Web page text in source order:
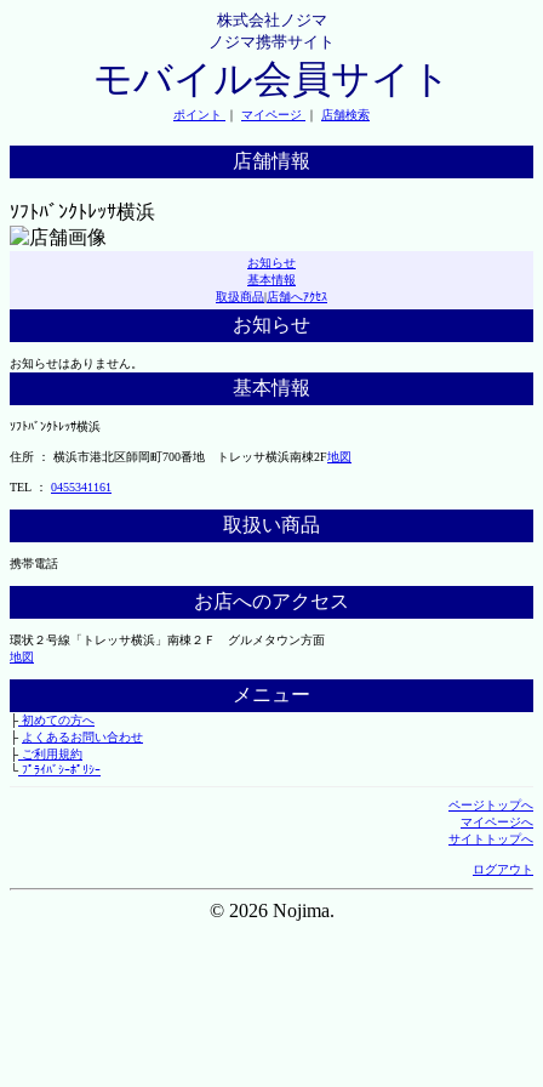
株式会社ノジマ
ノジマ携帯サイト
モバイル会員サイト
ポイント ｜ マイページ ｜ 店舗検索
店舗情報
ｿﾌﾄﾊﾞﾝｸﾄﾚｯｻ横浜
お知らせ
基本情報
取扱商品|店舗へｱｸｾｽ
お知らせ
お知らせはありません。
基本情報
ｿﾌﾄﾊﾞﾝｸﾄﾚｯｻ横浜
住所 ： 横浜市港北区師岡町700番地 トレッサ横浜南棟2F地図
TEL ： 0455341161
取扱い商品
携帯電話
お店へのアクセス
環状２号線「トレッサ横浜」南棟２Ｆ グルメタウン方面
地図
メニュー
├初めての方へ
├ よくあるお問い合わせ
├ご利用規約
└ﾌﾟﾗｲﾊﾞｼｰﾎﾟﾘｼｰ
ページトップへ
マイページへ
サイトトップへ
ログアウト
© 2026 Nojima.